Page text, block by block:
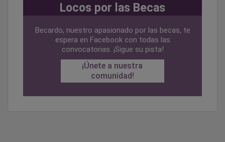
Locos por las Becas
Becardo, nuestro apasionado por las becas, te
espera en Facebook con todas las
convocatorias. ¡Sigue su pista!
¡Únete a nuestra
comunidad!